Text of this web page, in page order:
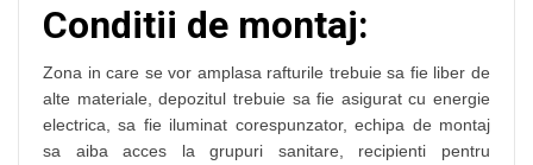
Conditii de montaj:
Zona in care se vor amplasa rafturile trebuie sa fie liber de
alte materiale, depozitul trebuie sa fie asigurat cu energie
electrica, sa fie iluminat corespunzator, echipa de montaj
sa aiba acces la grupuri sanitare, recipienti pentru